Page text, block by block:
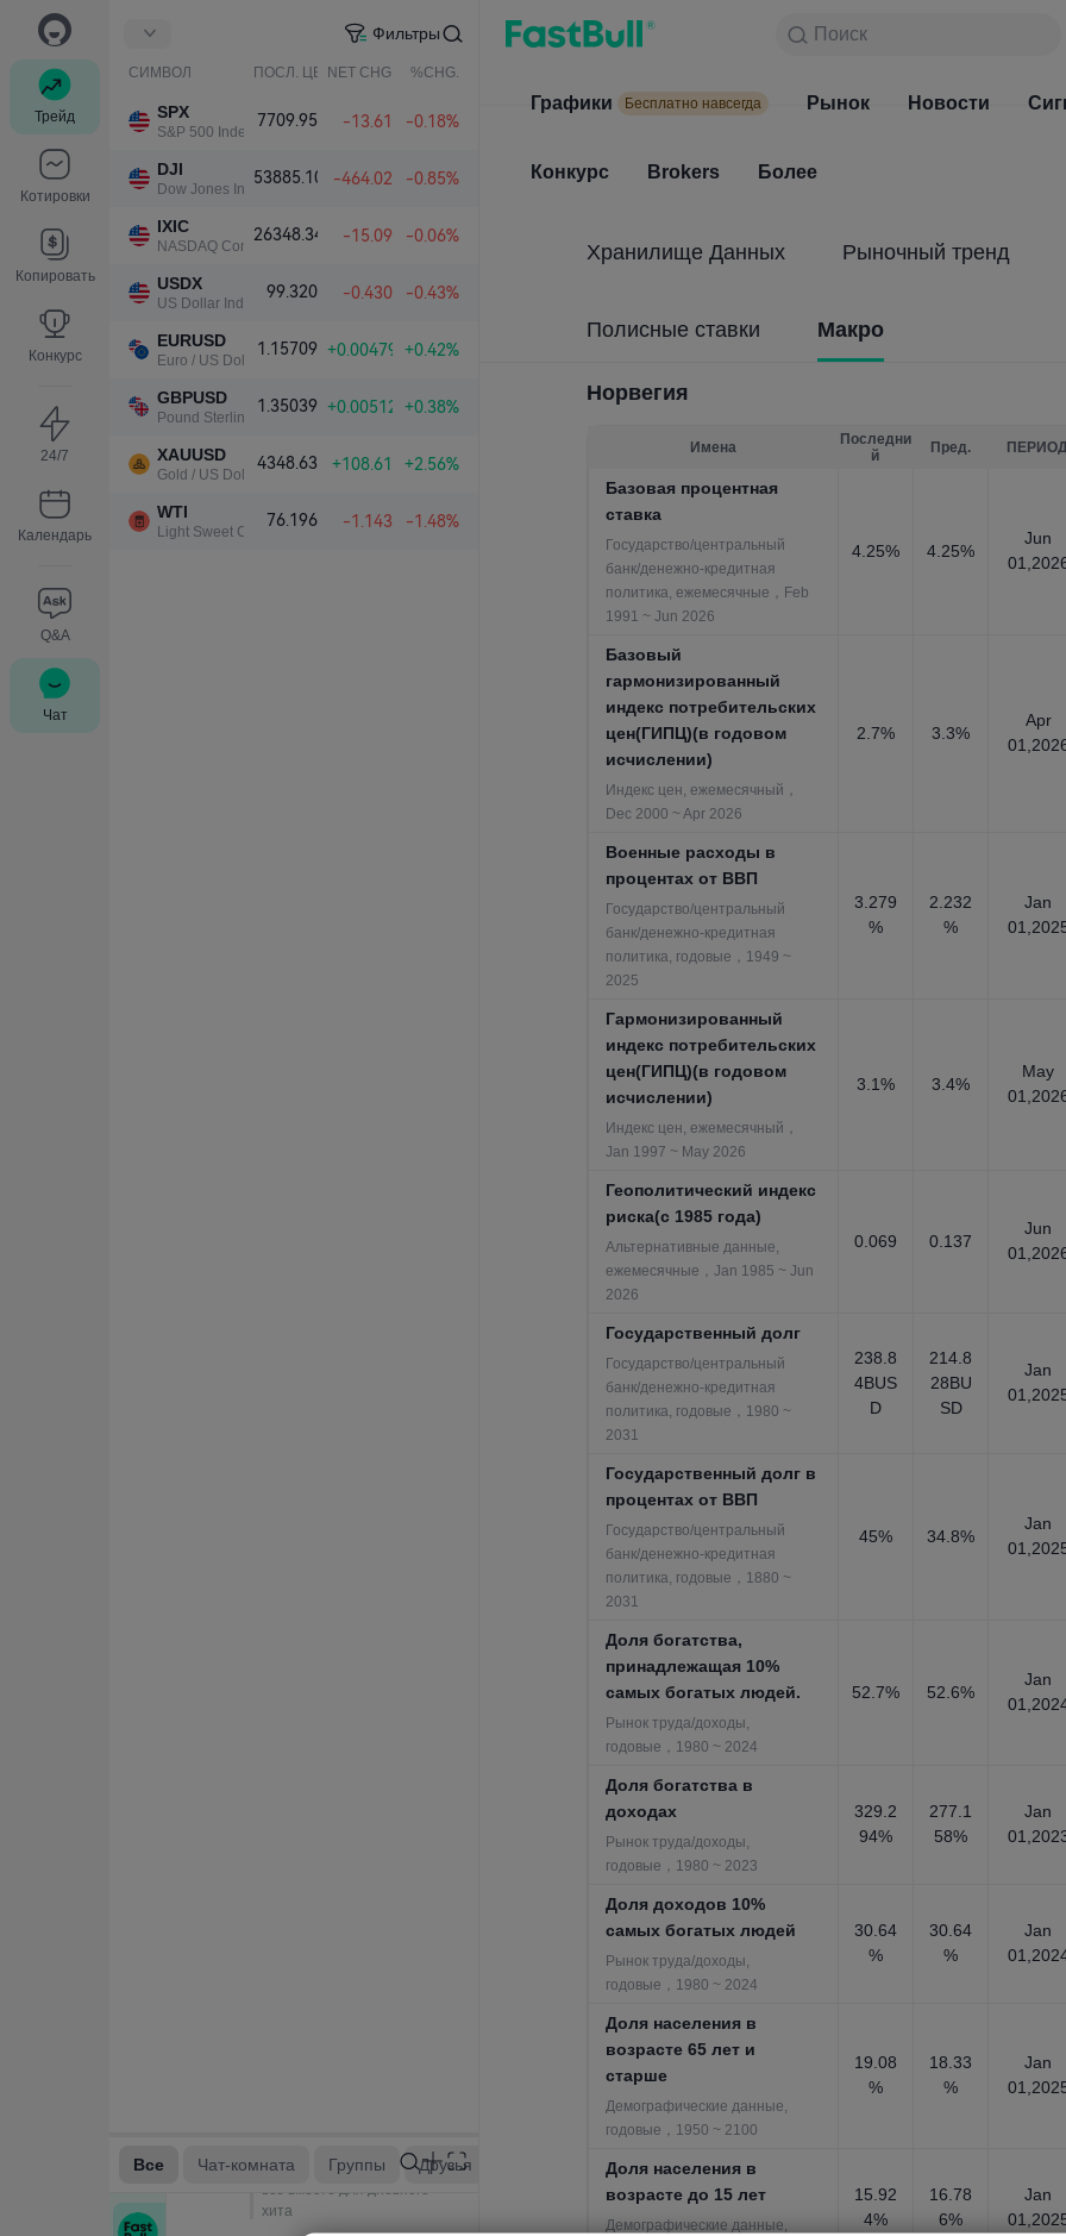
Трейд
Котировки
Копировать
Конкурс
24/7
Календарь
Q&A
Чат
Фильтры
СИМВОЛ ПОСЛ. ЦЕНАNET CHG. %CHG.
SPX
S&P 500 Index
7709.95 -13.61 -0.18%
DJI
Dow Jones Industrial Average
53885.10 -464.02 -0.85%
IXIC
NASDAQ Composite Index
26348.34 -15.09 -0.06%
USDX
US Dollar Index
99.320 -0.430 -0.43%
EURUSD
Euro / US Dollar
1.15709 +0.00479 +0.42%
GBPUSD
Pound Sterling / US Dollar
1.35039 +0.00512 +0.38%
XAUUSD
Gold / US Dollar
4348.63 +108.61 +2.56%
WTI
Light Sweet Crude Oil
76.196 -1.143 -1.48%
Поиск
Графики Бесплатно навсегда Рынок
Поиск
Продукты
Графики Бесплатно навсегда Рынок Новости
Конкурс Brokers Более
Хранилище Данных Рыночный тренд
Полисные ставки Макро
Норвегия
Имена
Последни
й
Пред.
Базовая процентная
ставка
Государство/центральный
банк/денежно-кредитная
политика, ежемесячные，Feb
1991 ~ Jun 2026
4.25% 4.25%
Jun
Базовый
гармонизированный
индекс потребительских
цен(ГИПЦ)(в годовом
исчислении)
Индекс цен, ежемесячный，
Dec 2000 ~ Apr 2026
2.7% 3.3%
Apr
Военные расходы в
процентах от ВВП
Государство/центральный
банк/денежно-кредитная
политика, годовые，1949 ~
2025
3.279
%
2.232
%
Jan
Гармонизированный
индекс потребительских
цен(ГИПЦ)(в годовом
исчислении)
Индекс цен, ежемесячный，
Jan 1997 ~ May 2026
3.1% 3.4%
May
Геополитический индекс
риска(с 1985 года)
Альтернативные данные,
ежемесячные，Jan 1985 ~ Jun
2026
0.069 0.137
Jun
Государственный долг
Государство/центральный
банк/денежно-кредитная
политика, годовые，1980 ~
2031
238.8
4BUS
D
214.8
28BU
SD
Jan
Государственный долг в
процентах от ВВП
Государство/центральный
банк/денежно-кредитная
политика, годовые，1880 ~
2031
45% 34.8%
Jan
Доля богатства,
принадлежащая 10%
самых богатых людей.
Рынок труда/доходы,
годовые，1980 ~ 2024
52.7% 52.6%
Jan
Доля богатства в
доходах
Рынок труда/доходы,
годовые，1980 ~ 2023
329.2
94%
277.1
58%
Jan
Доля доходов 10%
самых богатых людей
Рынок труда/доходы,
годовые，1980 ~ 2024
30.64
%
30.64
%
Jan
Доля населения в
возрасте 65 лет и
старше
Демографические данные,
годовые，1950 ~ 2100
19.08
%
18.33
%
Jan
Доля населения в
возрасте до 15 лет
Демографические данные,
15.92
4%
16.78
6%
Jan